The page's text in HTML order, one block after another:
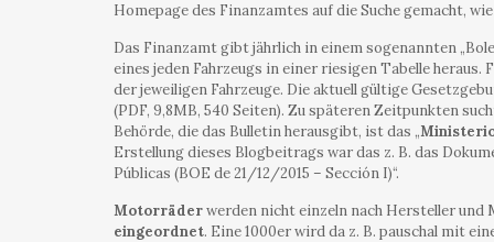
Homepage des Finanzamtes auf die Suche gemacht,
Das Finanzamt gibt jährlich in einem sogenannten
eines jeden Fahrzeugs in einer riesigen Tabelle
der jeweiligen Fahrzeuge. Die aktuell gültige
(PDF, 9,8MB, 540 Seiten). Zu späteren Zeitpunkten
Behörde, die das Bulletin herausgibt, ist das „
Erstellung dieses Blogbeitrags war das z. B. das
Públicas (BOE de 21/12/2015 – Sección I)“.
Motorräderwerden nicht einzeln nach Hersteller und
eingeordnet. Eine 1000er wird da z. B. pauschal mit